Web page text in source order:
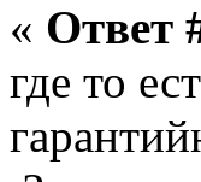
« Ответ
где то